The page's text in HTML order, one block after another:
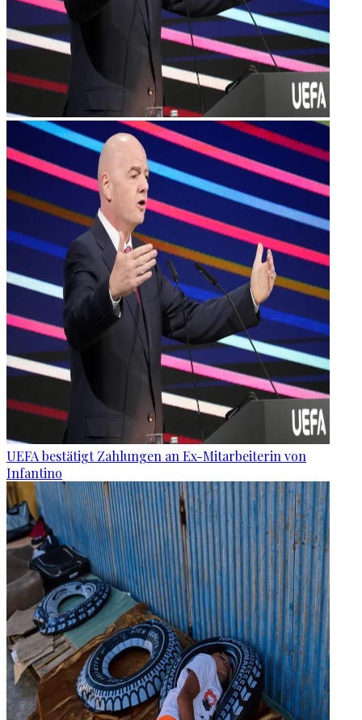
UEFA bestätigt Zahlungen an Ex-Mitarbeiterin von
Infantino